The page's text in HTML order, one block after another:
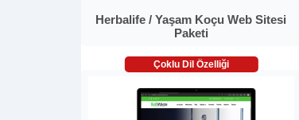
Herbalife / Yaşam Koçu Web Sitesi
Paketi
Çoklu Dil Özelliği